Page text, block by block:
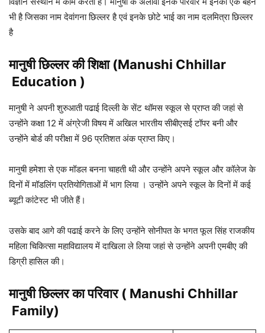
भी है जिसका नाम देवांगना छिल्लर है एवं इनके छोटे भाई का नाम दलमित्रा छिल्लर
है
मानुषी छिल्लर की शिक्षा (Manushi Chhillar
Education )
मानुषी ने अपनी शुरुआती पढाई दिल्ली के सेंट थॉमस स्कूल से प्राप्त की जहां से
उन्होंने कक्षा 12 में अंग्रेजी विषय में अखिल भारतीय सीबीएसई टॉपर बनी और
उन्होंने बोर्ड की परीक्षा में 96 प्रतिशत अंक प्राप्त किए।
मानुषी हमेशा से एक मॉडल बनना चाहती थी और उन्होंने अपने स्कूल और कॉलेज के
दिनों में मॉडलिंग प्रतियोगिताओं में भाग लिया । उन्होंने अपने स्कूल के दिनों में कई
ब्यूटी कांटेस्ट भी जीते हैं।
उसके बाद आगे की पढाई करने के लिए उन्होंने सोनीपत के भगत फूल सिंह राजकीय
महिला चिकित्सा महाविद्यालय में दाखिला ले लिया जहां से उन्होंने अपनी एमबीए की
डिग्री हासिल की।
मानुषी छिल्लरका परिवार ( Manushi Chhillar
Family)